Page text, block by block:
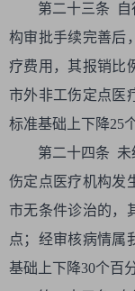
第二十三条 自
构审批手续完善后
疗费用，其报销比
市外非工伤定点医
标准基础上下降25
第二十四条 未
伤定点医疗机构发
市无条件诊治的，
点；经审核病情属
基础上下降30